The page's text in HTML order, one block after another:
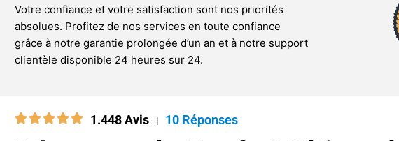
Votre confiance et votre satisfaction sont nos priorités
absolues. Profitez de nos services en toute confiance
grâce à notre garantie prolongée d’un an et à notre support
clientèle disponible 24 heures sur 24.
1.448 Avis | 10 Réponses